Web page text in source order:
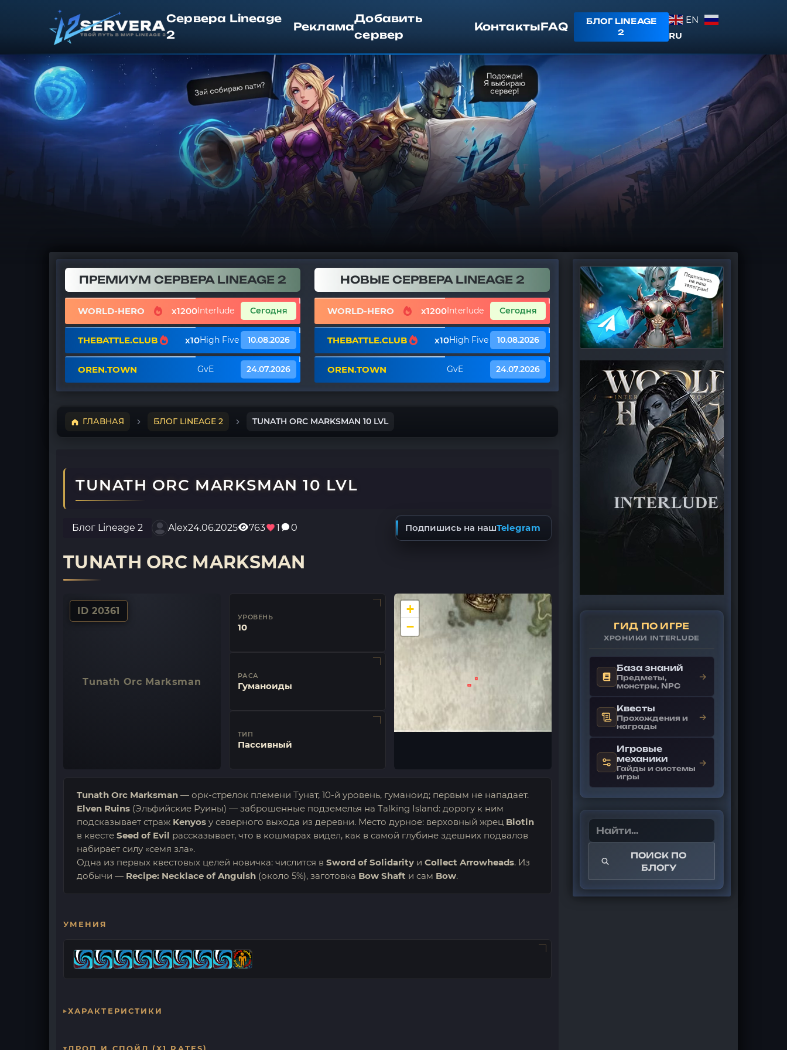
Сервера Lineage
2
Реклама
Добавить
сервер
КонтактыFAQ
БЛОГ LINEAGE
2
EN
RU
ПРЕМИУМ СЕРВЕРА LINEAGE 2
WORLD-HERO x1200Interlude Сегодня
THEBATTLE.CLUB x10High Five 10.08.2026
OREN.TOWN GvE 24.07.2026
НОВЫЕ СЕРВЕРА LINEAGE 2
WORLD-HERO x1200Interlude Сегодня
THEBATTLE.CLUB x10High Five 10.08.2026
OREN.TOWN GvE 24.07.2026
ГЛАВНАЯ БЛОГ LINEAGE 2 TUNATH ORC MARKSMAN 10 LVL
TUNATH ORC MARKSMAN 10 LVL
Блог Lineage 2 Alex24.06.2025 763 1 0 Подпишись на нашTelegram
TUNATH ORC MARKSMAN
ID 20361
Tunath Orc Marksman
УРОВЕНЬ
10
РАСА
Гуманоиды
ТИП
Пассивный
+
−
Tunath Orc Marksman — орк-стрелок племени Тунат, 10-й уровень, гуманоид; первым не нападает.
Elven Ruins (Эльфийские Руины) — заброшенные подземелья на Talking Island: дорогу к ним
подсказывает страж Kenyos у северного выхода из деревни. Место дурное: верховный жрец Biotin
в квесте Seed of Evil рассказывает, что в кошмарах видел, как в самой глубине здешних подвалов
набирает силу «семя зла».
Одна из первых квестовых целей новичка: числится в Sword of Solidarity и Collect Arrowheads. Из
добычи — Recipe: Necklace of Anguish (около 5%), заготовка Bow Shaft и сам Bow.
УМЕНИЯ
ХАРАКТЕРИСТИКИ
ГИД ПО ИГРЕ
ХРОНИКИ INTERLUDE
База знаний
Предметы,
монстры, NPC
→
Квесты
Прохождения и
награды
→
Игровые
механики
Гайды и системы
игры
→
ПОИСК ПО
БЛОГУ